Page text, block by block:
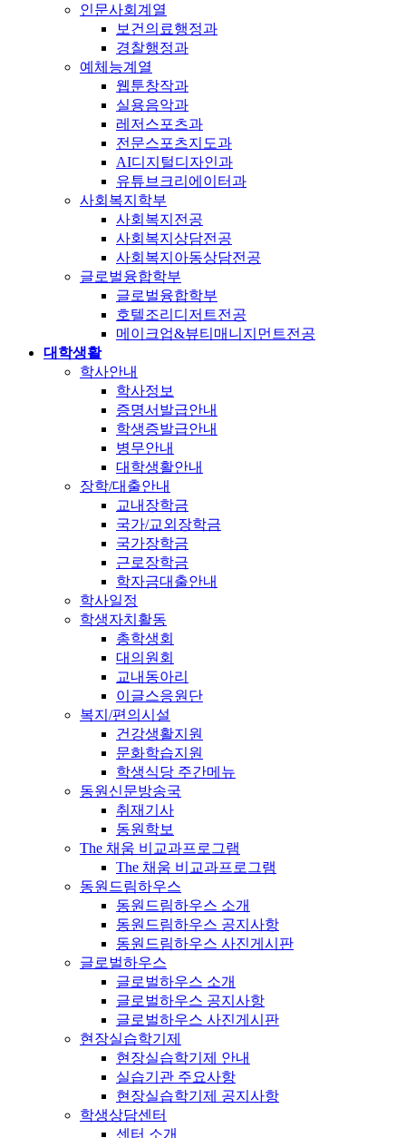
인문사회계열
보건의료행정과
경찰행정과
예체능계열
웹툰창작과
실용음악과
레저스포츠과
전문스포츠지도과
AI디지털디자인과
유튜브크리에이터과
사회복지학부
사회복지전공
사회복지상담전공
사회복지아동상담전공
글로벌융합학부
글로벌융합학부
호텔조리디저트전공
메이크업&뷰티매니지먼트전공
대학생활
학사안내
학사정보
증명서발급안내
학생증발급안내
병무안내
대학생활안내
장학/대출안내
교내장학금
국가/교외장학금
국가장학금
근로장학금
학자금대출안내
학사일정
학생자치활동
총학생회
대의원회
교내동아리
이글스응원단
복지/편의시설
건강생활지원
문화학습지원
학생식당 주간메뉴
동원신문방송국
취재기사
동원학보
The 채움 비교과프로그램
The 채움 비교과프로그램
동원드림하우스
동원드림하우스 소개
동원드림하우스 공지사항
동원드림하우스 사진게시판
글로벌하우스
글로벌하우스 소개
글로벌하우스 공지사항
글로벌하우스 사진게시판
현장실습학기제
현장실습학기제 안내
실습기관 주요사항
현장실습학기제 공지사항
학생상담센터
센터 소개